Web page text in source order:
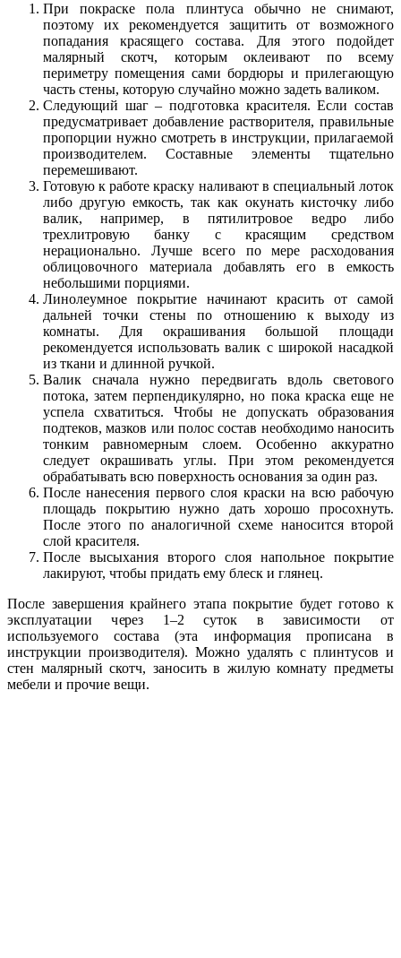
При покраске пола плинтуса обычно не снимают,
поэтому их рекомендуется защитить от возможного
попадания красящего состава. Для этого подойдет
малярный скотч, которым оклеивают по всему
периметру помещения сами бордюры и прилегающую
часть стены, которую случайно можно задеть валиком.
Следующий шаг – подготовка красителя. Если состав
предусматривает добавление растворителя, правильные
пропорции нужно смотреть в инструкции, прилагаемой
производителем. Составные элементы тщательно
перемешивают.
Готовую к работе краску наливают в специальный лоток
либо другую емкость, так как окунать кисточку либо
валик, например, в пятилитровое ведро либо
трехлитровую банку с красящим средством
нерационально. Лучше всего по мере расходования
облицовочного материала добавлять его в емкость
небольшими порциями.
Линолеумное покрытие начинают красить от самой
дальней точки стены по отношению к выходу из
комнаты. Для окрашивания большой площади
рекомендуется использовать валик с широкой насадкой
из ткани и длинной ручкой.
Валик сначала нужно передвигать вдоль светового
потока, затем перпендикулярно, но пока краска еще не
успела схватиться. Чтобы не допускать образования
подтеков, мазков или полос состав необходимо наносить
тонким равномерным слоем. Особенно аккуратно
следует окрашивать углы. При этом рекомендуется
обрабатывать всю поверхность основания за один раз.
После нанесения первого слоя краски на всю рабочую
площадь покрытию нужно дать хорошо просохнуть.
После этого по аналогичной схеме наносится второй
слой красителя.
После высыхания второго слоя напольное покрытие
лакируют, чтобы придать ему блеск и глянец.
После завершения крайнего этапа покрытие будет готово к
эксплуатации через 1–2 суток в зависимости от
используемого состава (эта информация прописана в
инструкции производителя). Можно удалять с плинтусов и
стен малярный скотч, заносить в жилую комнату предметы
мебели и прочие вещи.